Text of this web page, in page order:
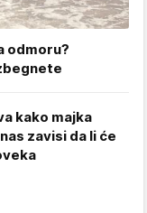
odmoru?
kako majka
zavisi da li će